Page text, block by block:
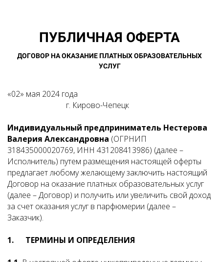
ПУБЛИЧНАЯ ОФЕРТА
ДОГОВОР НА ОКАЗАНИЕ ПЛАТНЫХ ОБРАЗОВАТЕЛЬНЫХ
УСЛУГ
«02» мая 2024 года
г. Кирово-Чепецк
Индивидуальный предприниматель Нестерова
Валерия Александровна (ОГРНИП
318435000020769, ИНН 431208413986) (далее –
Исполнитель) путем размещения настоящей оферты
предлагает любому желающему заключить настоящий
Договор на оказание платных образовательных услуг
(далее – Договор) и получить или увеличить свой доход
за счет оказания услуг в парфюмерии (далее –
Заказчик).
1. ТЕРМИНЫ И ОПРЕДЕЛЕНИЯ